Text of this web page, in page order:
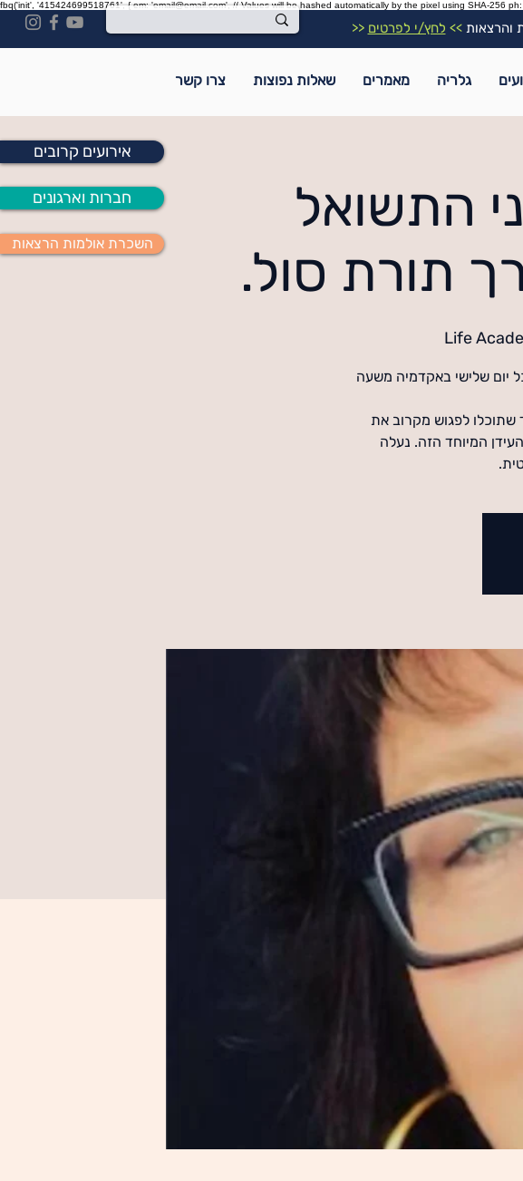
fbq('init', '415424699518761', { em: 'email@email.com', // Values will be hashed automatically by the pixel using SHA-256
השכרת אולמות הרצאות
חברות וארגונים
אירועים קרובים
והרצאות>> לחץ/י לפרטים <<
גלריה מאמרים שאלות נפוצות צרו קשר
התשואל
תורת סול.
יום שלישי באקדמיה משעה
שתוכלו לפגוש מקרוב את
המיוחד הזה. נעלה